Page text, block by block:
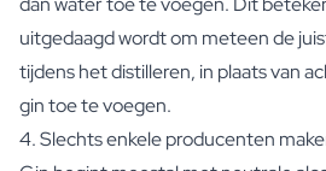
Originele Kerstpakketten
Horeca
Private Label Spirits
Reviews
Blog
uitgedaagd wordt om meteen de
tijdens het distilleren, in plaats van
gin toe te voegen.
4. Slechts enkele producenten